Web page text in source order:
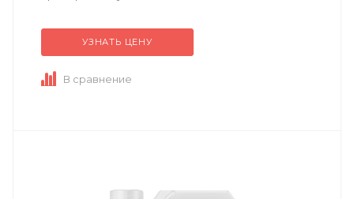
УЗНАТЬ ЦЕНУ
В сравнение